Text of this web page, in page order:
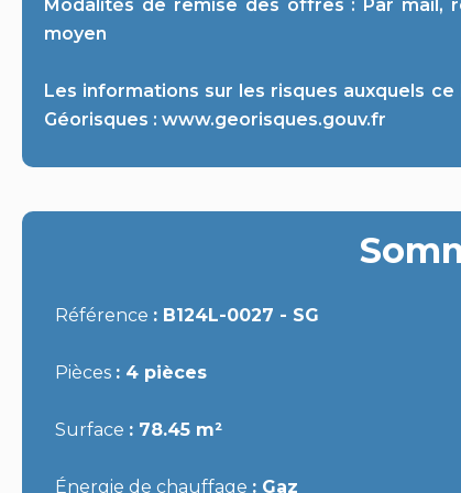
Modalités de remise des offres : Par mail,
moyen
Les informations sur les risques auxquels
Géorisques : www.georisques.gouv.fr
Référence B124L-0027 - SG
Pièces 4 pièces
Surface 78.45 m²
Énergie de chauffage Gaz